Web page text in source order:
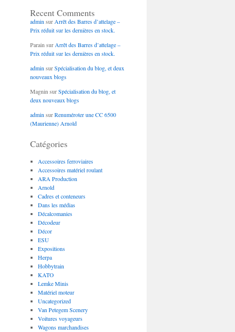
Recent Comments
adminsurArrêt des Barres d’attelage –
Prix réduit sur les dernières en stock.
ParainsurArrêt des Barres d’attelage –
Prix réduit sur les dernières en stock.
adminsurSpécialisation du blog, et deux
nouveaux blogs
MagninsurSpécialisation du blog, et
deux nouveaux blogs
adminsurRenuméroter une CC 6500
(Maurienne) Arnold
Catégories
Accessoires ferroviaires
Accessoires matériel roulant
ARA Production
Arnold
Cadres et conteneurs
Dans les médias
Décalcomanies
Décodeur
Décor
ESU
Expositions
Herpa
Hobbytrain
KATO
Lemke Minis
Matériel moteur
Uncategorized
Van Petegem Scenery
Voitures voyageurs
Wagons marchandises